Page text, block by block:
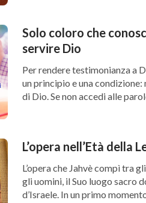
Solo coloro che
servire Dio
Per rendere testimonianza a
un principio e una
di Dio. Se non accedi alle
L’opera nell’Età della
L’opera che Jahvè compì tra
gli uomini, il Suo luogo sacro
d’Israele. In un primo